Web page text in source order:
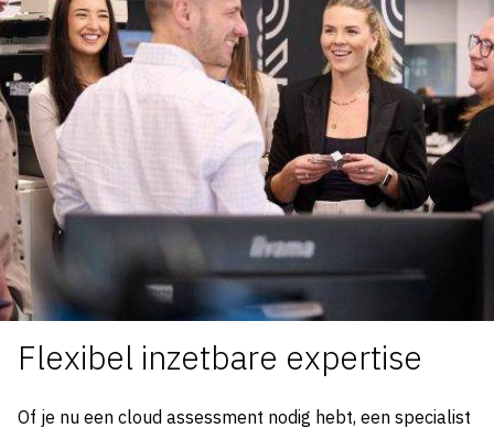
Flexibel inzetbare expertise
Of je nu een cloud assessment nodig hebt, een specialist